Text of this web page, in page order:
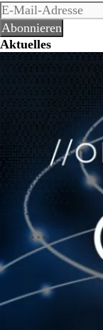
E-
Mail-
Adresse
Abonnieren
Aktuelles